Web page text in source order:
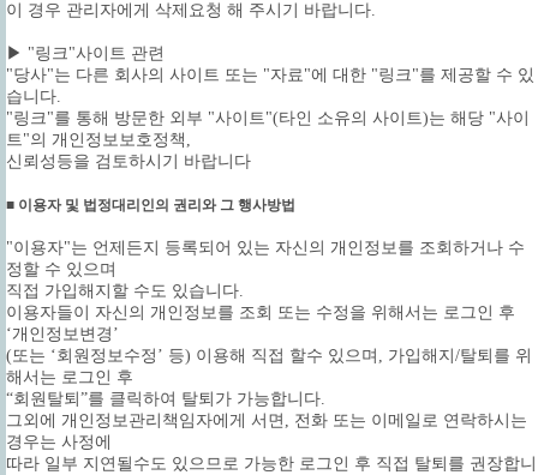
이 경우 관리자에게 삭제요청 해 주시기 바랍니다.
▶ "링크"사이트 관련
"당사"는 다른 회사의 사이트 또는 "자료"에 대한 "링크"를 제공할 수 있
습니다.
"링크"를 통해 방문한 외부 "사이트"(타인 소유의 사이트)는 해당 "사이
트"의 개인정보보호정책,
신뢰성등을 검토하시기 바랍니다
■ 이용자 및 법정대리인의 권리와 그 행사방법
"이용자"는 언제든지 등록되어 있는 자신의 개인정보를 조회하거나 수
정할 수 있으며
직접 가입해지할 수도 있습니다.
이용자들이 자신의 개인정보를 조회 또는 수정을 위해서는 로그인 후
‘개인정보변경’
(또는 ‘회원정보수정’ 등) 이용해 직접 할수 있으며, 가입해지/탈퇴를 위
해서는 로그인 후
“회원탈퇴”를 클릭하여 탈퇴가 가능합니다.
그외에 개인정보관리책임자에게 서면, 전화 또는 이메일로 연락하시는
경우는 사정에
따라 일부 지연될수도 있으므로 가능한 로그인 후 직접 탈퇴를 권장합니